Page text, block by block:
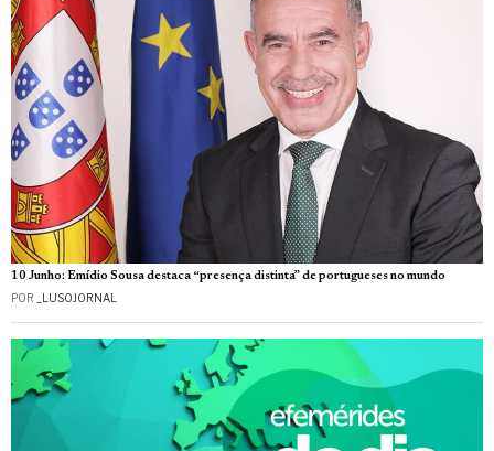
10 Junho: Emídio Sousa destaca “presença distinta” de portugueses no mundo
POR _LUSOJORNAL